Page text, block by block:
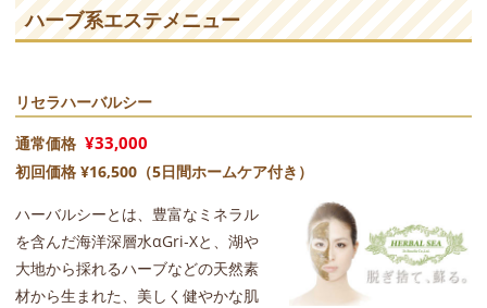
ハーブ系エステメニュー
リセラハーバルシー
通常価格 ¥33,000
初回価格 ¥16,500（5日間ホームケア付き）
ハーバルシーとは、豊富なミネラル
を含んだ海洋深層水αGri‐Xと、湖や
大地から採れるハーブなどの天然素
材から生まれた、美しく健やかな肌